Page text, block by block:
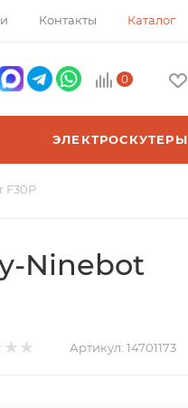
Контакты Каталог
0
ЭЛЕКТРОСКУТЕРЫ
F30P
Ninebot
Артикул: 14701173